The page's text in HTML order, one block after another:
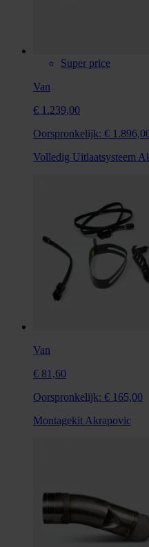
Super price
Van
€ 1.239,00
Oorspronkelijk: €
Volledig Uitlaatsysteem
Van
€ 81,60
Oorspronkelijk: € 165,00
Montagekit Akrapovic